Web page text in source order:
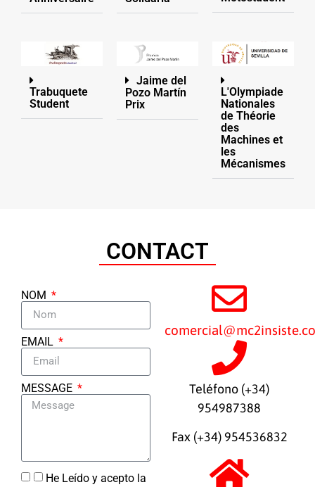
Trabuquete
Student
Jaime del
Pozo Martín
Prix
L'Olympiade
Nationales
de Théorie
des
Machines et
les
Mécanismes
CONTACT
NOM
EMAIL
MESSAGE
He Leído y acepto la
Teléfono (+34)
954987388
Fax (+34) 954536832